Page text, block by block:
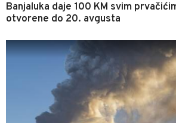
Banjaluka daje 100 KM svim
otvorene do 20. avgusta